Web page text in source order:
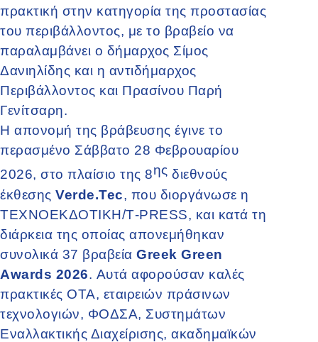
πρακτική στην κατηγορία της προστασίας
του περιβάλλοντος, με το βραβείο να
παραλαμβάνει ο δήμαρχος Σίμος
Δανιηλίδης και η αντιδήμαρχος
Περιβάλλοντος και Πρασίνου Παρή
Γενίτσαρη.
Η απονομή της βράβευσης έγινε το
περασμένο Σάββατο 28 Φεβρουαρίου
2026, στο πλαίσιο της 8ης διεθνούς
έκθεσης Verde.Tec, που διοργάνωσε η
ΤΕΧΝΟΕΚΔΟΤΙΚΗ/Τ-PRESS, και κατά τη
διάρκεια της οποίας απονεμήθηκαν
συνολικά 37 βραβεία Greek Green
Awards 2026. Αυτά αφορούσαν καλές
πρακτικές ΟΤΑ, εταιρειών πράσινων
τεχνολογιών, ΦΟΔΣΑ, Συστημάτων
Εναλλακτικής Διαχείρισης, ακαδημαϊκών